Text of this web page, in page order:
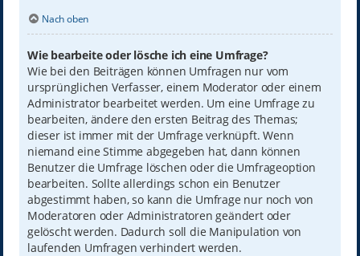
Nach oben
Wie bearbeite oder lösche ich eine Umfrage?
Wie bei den Beiträgen können Umfragen nur vom
ursprünglichen Verfasser, einem Moderator oder einem
Administrator bearbeitet werden. Um eine Umfrage zu
bearbeiten, ändere den ersten Beitrag des Themas;
dieser ist immer mit der Umfrage verknüpft. Wenn
niemand eine Stimme abgegeben hat, dann können
Benutzer die Umfrage löschen oder die Umfrageoption
bearbeiten. Sollte allerdings schon ein Benutzer
abgestimmt haben, so kann die Umfrage nur noch von
Moderatoren oder Administratoren geändert oder
gelöscht werden. Dadurch soll die Manipulation von
laufenden Umfragen verhindert werden.